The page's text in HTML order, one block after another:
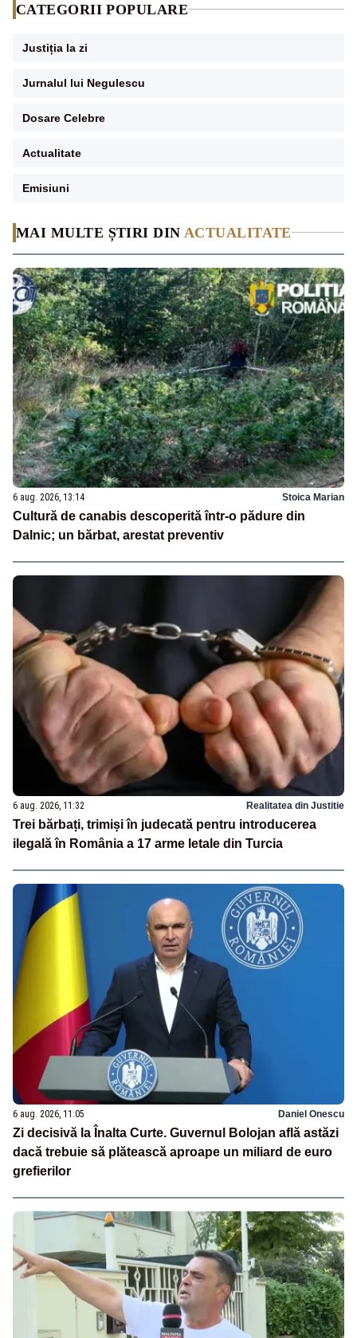
MAI MULTE ȘTIRI DIN ACTUALITATE
6 aug. 2026, 13:14 Stoica Marian
Cultură de canabis descoperită într-o pădure din
Dalnic; un bărbat, arestat preventiv
6 aug. 2026, 11:32 Realitatea din Justitie
Trei bărbați, trimiși în judecată pentru introducerea
ilegală în România a 17 arme letale din Turcia
6 aug. 2026, 11:05 Daniel Onescu
Zi decisivă la Înalta Curte. Guvernul Bolojan află astăzi
dacă trebuie să plătească aproape un miliard de euro
grefierilor
CATEGORII POPULARE
Justiția la zi
Jurnalul lui Negulescu
Dosare Celebre
Actualitate
Emisiuni